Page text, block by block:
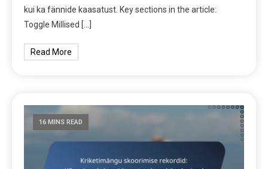
kui ka fännide kaasatust. Key sections in the article:
Toggle Millised […]
Read More
16 MINS READ